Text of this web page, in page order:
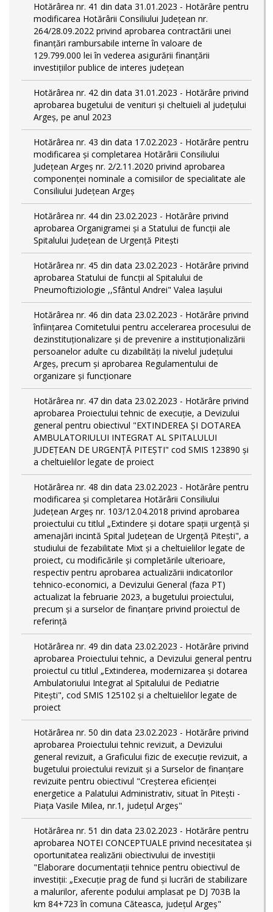
Hotărârea nr. 41 din data 31.01.2023 - Hotărâre pentru
modificarea Hotărârii Consiliului Judeţean nr.
264/28.09.2022 privind aprobarea contractării unei
finanţări rambursabile interne în valoare de
129.799.000 lei în vederea asigurării finanţării
investiţiilor publice de interes judeţean
Hotărârea nr. 42 din data 31.01.2023 - Hotărâre privind
aprobarea bugetului de venituri şi cheltuieli al judeţului
Argeş, pe anul 2023
Hotărârea nr. 43 din data 17.02.2023 - Hotărâre pentru
modificarea și completarea Hotărârii Consiliului
Județean Argeș nr. 2/2.11.2020 privind aprobarea
componenței nominale a comisiilor de specialitate ale
Consiliului Județean Argeș
Hotărârea nr. 44 din 23.02.2023 - Hotărâre privind
aprobarea Organigramei și a Statului de funcții ale
Spitalului Județean de Urgență Pitești
Hotărârea nr. 45 din data 23.02.2023 - Hotărâre privind
aprobarea Statului de funcții al Spitalului de
Pneumoftiziologie ,,Sfântul Andrei" Valea Iașului
Hotărârea nr. 46 din data 23.02.2023 - Hotărâre privind
înființarea Comitetului pentru accelerarea procesului de
dezinstituționalizare şi de prevenire a instituționalizării
persoanelor adulte cu dizabilități la nivelul județului
Argeș, precum și aprobarea Regulamentului de
organizare și funcționare
Hotărârea nr. 47 din data 23.02.2023 - Hotărâre privind
aprobarea Proiectului tehnic de execuţie, a Devizului
general pentru obiectivul "EXTINDEREA ȘI DOTAREA
AMBULATORIULUI INTEGRAT AL SPITALULUI
JUDEȚEAN DE URGENȚĂ PITEȘTI" cod SMIS 123890 și
a cheltuielilor legate de proiect
Hotărârea nr. 48 din data 23.02.2023 - Hotărâre pentru
modificarea și completarea Hotărârii Consiliului
Județean Argeș nr. 103/12.04.2018 privind aprobarea
proiectului cu titlul „Extindere și dotare spații urgență și
amenajări incintă Spital Județean de Urgență Pitești", a
studiului de fezabilitate Mixt și a cheltuielilor legate de
proiect, cu modificările și completările ulterioare,
respectiv pentru aprobarea actualizării indicatorilor
tehnico-economici, a Devizului General (faza PT)
actualizat la februarie 2023, a bugetului proiectului,
precum și a surselor de finanțare privind proiectul de
referință
Hotărârea nr. 49 din data 23.02.2023 - Hotărâre privind
aprobarea Proiectului tehnic, a Devizului general pentru
proiectul cu titlul „Extinderea, modernizarea și dotarea
Ambulatoriului Integrat al Spitalului de Pediatrie
Pitești", cod SMIS 125102 și a cheltuielilor legate de
proiect
Hotărârea nr. 50 din data 23.02.2023 - Hotărâre privind
aprobarea Proiectului tehnic revizuit, a Devizului
general revizuit, a Graficului fizic de execuţie revizuit, a
bugetului proiectului revizuit și a Surselor de finanțare
revizuite pentru obiectivul "Creşterea eficienţei
energetice a Palatului Administrativ, situat în Piteşti -
Piaţa Vasile Milea, nr.1, judeţul Argeş"
Hotărârea nr. 51 din data 23.02.2023 - Hotărâre pentru
aprobarea NOTEI CONCEPTUALE privind necesitatea și
oportunitatea realizării obiectivului de investiții
"Elaborare documentații tehnice pentru obiectivul de
investiţii: „Execuție prag de fund și lucrări de stabilizare
a malurilor, aferente podului amplasat pe DJ 703B la
km 84+723 în comuna Căteasca, județul Argeș"